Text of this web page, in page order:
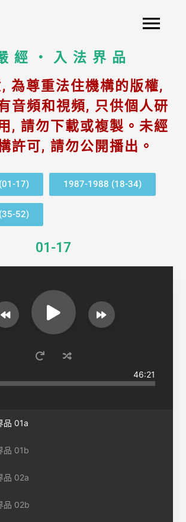
經‧入法界品
為尊重法住機構的版權,
音頻和視頻, 只供個人研
, 請勿下載或複製。未經
許可, 請勿公開播出。
17) 1987-1988 (18-34)
52)
01-17
46:21
品 01a
品 01b
品 02a
品 02b